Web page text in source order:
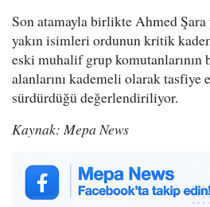
Son atamayla birlikte Ahmed
yakın isimleri ordunun kritik
eski muhalif grup komutanlarının
alanlarını kademeli olarak tasfiye
sürdürdüğü değerlendiriliyor.
Kaynak: Mepa News